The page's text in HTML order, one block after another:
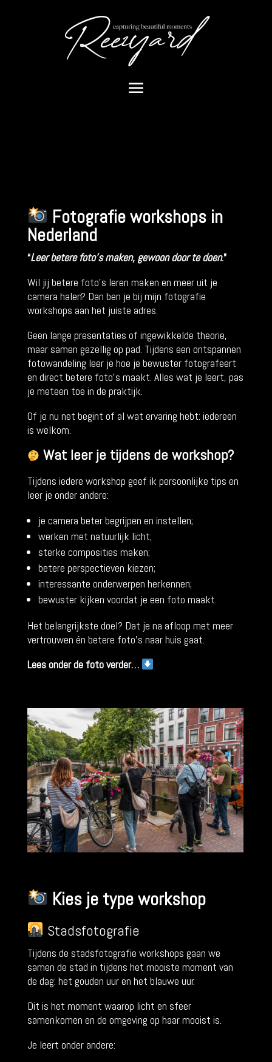
Fotografie workshops in
Nederland
“Leer betere foto’s maken, gewoon door te doen.”
Wil jij betere foto’s leren maken en meer uit je
camera halen? Dan ben je bij mijn fotografie
workshops aan het juiste adres.
Geen lange presentaties of ingewikkelde theorie,
maar samen gezellig op pad. Tijdens een ontspannen
fotowandeling leer je hoe je bewuster fotografeert
en direct betere foto’s maakt. Alles wat je leert, pas
je meteen toe in de praktijk.
Of je nu net begint of al wat ervaring hebt: iedereen
is welkom.
Wat leer je tijdens de workshop?
Tijdens iedere workshop geef ik persoonlijke tips en
leer je onder andere:
je camera beter begrijpen en instellen;
werken met natuurlijk licht;
sterke composities maken;
betere perspectieven kiezen;
interessante onderwerpen herkennen;
bewuster kijken voordat je een foto maakt.
Het belangrijkste doel? Dat je na afloop met meer
vertrouwen én betere foto’s naar huis gaat.
Lees onder de foto verder…
Kies je type workshop
Stadsfotografie
Tijdens de stadsfotografie workshops gaan we
samen de stad in tijdens het mooiste moment van
de dag: het gouden uur en het blauwe uur.
Dit is het moment waarop licht en sfeer
samenkomen en de omgeving op haar mooist is.
Je leert onder andere: